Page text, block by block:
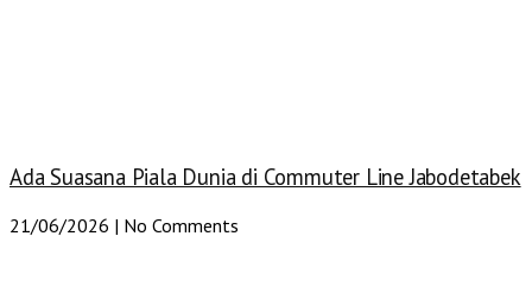
Ada Suasana Piala Dunia di Commuter Line Jabodetabek
21/06/2026 No Comments